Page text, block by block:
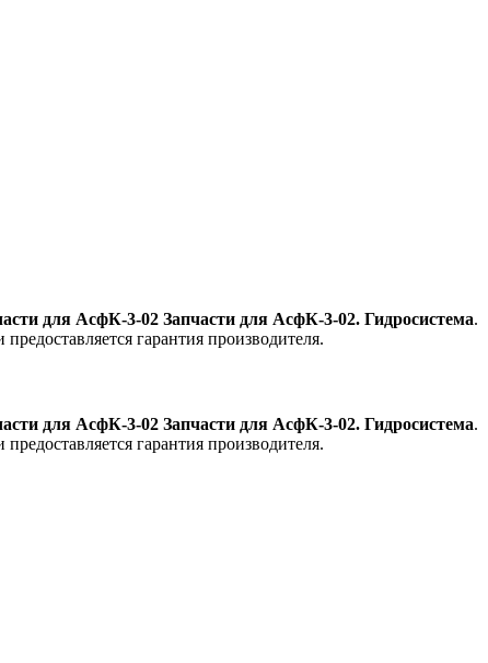
для АсфК-3-02 Запчасти для АсфК-3-02. Гидросистема.
гарантия производителя.
для АсфК-3-02 Запчасти для АсфК-3-02. Гидросистема.
гарантия производителя.